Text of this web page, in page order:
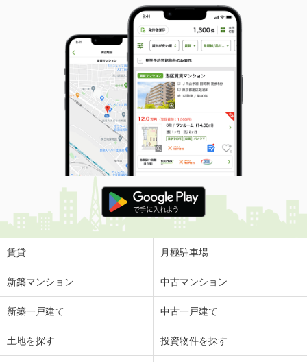
賃貸 月極駐車場
新築マンション 中古マンション
新築一戸建て 中古一戸建て
土地を探す 投資物件を探す